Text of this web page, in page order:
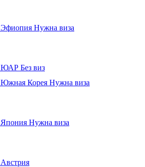
Эфиопия Нужна виза
ЮАР Без виз
Южная Корея Нужна виза
Япония Нужна виза
Австрия